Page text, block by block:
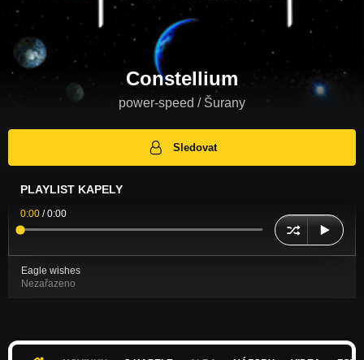
Constellium
power-speed / Šurany
Sledovat
PLAYLIST KAPELY
0:00 /0:00
Eagle wishes
Nezařazeno